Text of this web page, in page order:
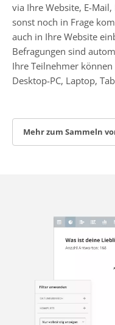
via Ihre Website, E-
sonst noch in Frage
auch in Ihre Website
Befragungen sind
Ihre Teilnehmer
Desktop-PC, Laptop,
Mehr zum Sammeln